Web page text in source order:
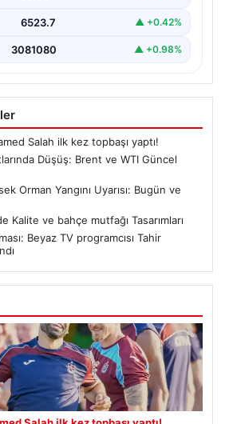
6523.7 ▲ +0.42%
3081080 ▲ +0.98%
Salah ilk kez topbaşı yaptı!
Düşüş: Brent ve WTI Güncel
Orman Yangını Uyarısı: Bugün ve
Kalite ve bahçe mutfağı Tasarımları
Beyaz TV programcısı Tahir